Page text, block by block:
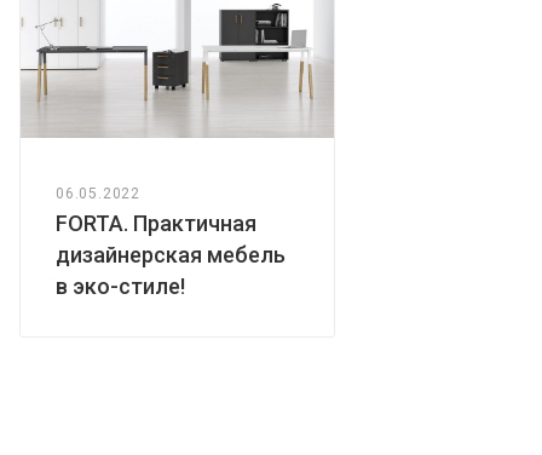
06.05.2022
FORTA. Практичная
дизайнерская мебель
в эко-стиле!